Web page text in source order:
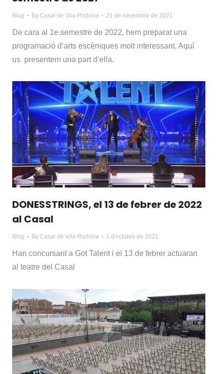
Blog By Casal de Vila-Rodona 21 de novembre de 2021
De cara al 1e.semestre de 2022, hem preparat una
programació d’arts escèniques molt interessant. Aquí
us presentem una part d’ella.
DONESSTRINGS, el 13 de febrer de 2022
al Casal
Blog By Casal de Vila-Rodona 1 d'octubre de 2021
Han concursant a Got Talent i el 13 de febrer actuaran
al teatre del Casal